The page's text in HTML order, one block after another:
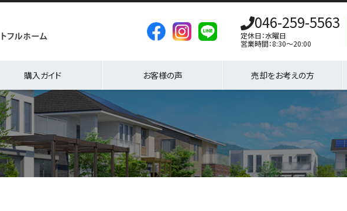
046-259-5563
定休日：水曜日
営業時間：8:30～20:00
購入ガイド お客様の声 売却をお考えの方